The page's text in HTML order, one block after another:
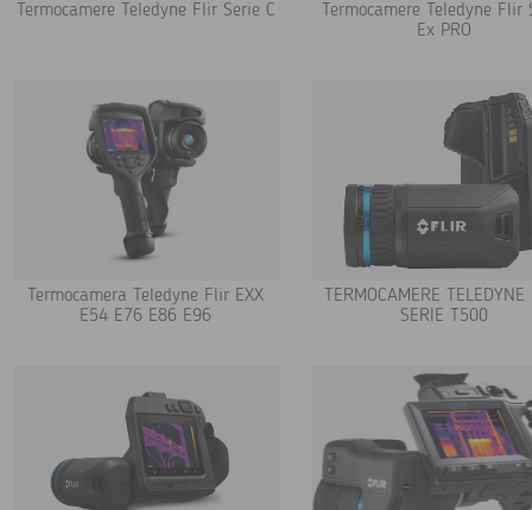
Termocamere Teledyne Flir Serie C
Termocamere Teledyne Flir
Ex PRO
Termocamera Teledyne Flir EXX
E54 E76 E86 E96
TERMOCAMERE
SERIE T500